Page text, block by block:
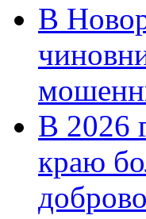
В
В 2026
краю